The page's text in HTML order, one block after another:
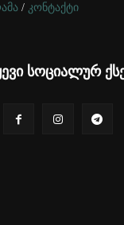
/ კონტაქტი
სოციალურ